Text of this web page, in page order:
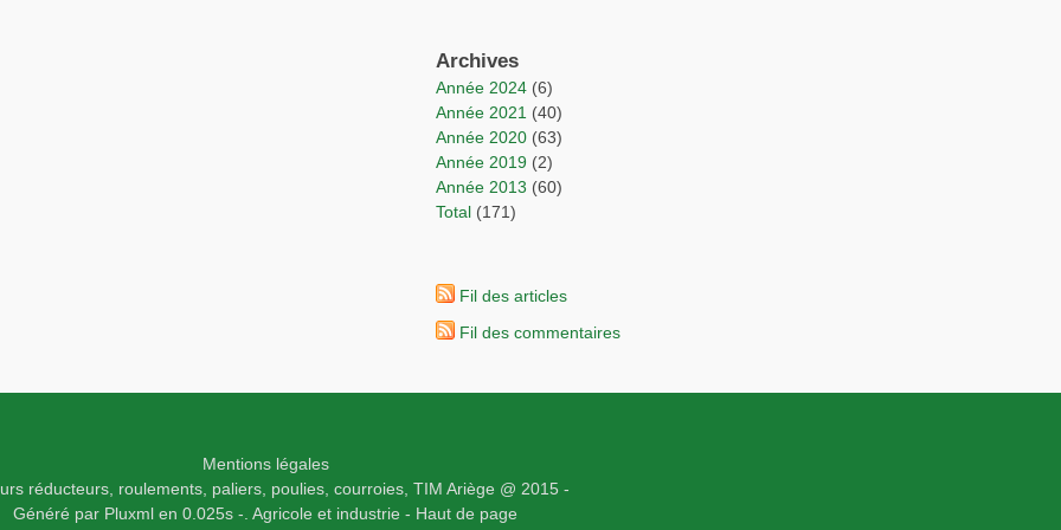
Archives
année 2024 (6)
année 2021 (40)
année 2020 (63)
année 2019 (2)
année 2013 (60)
total (171)
Fil des articles
Fil des commentaires
Mentions légales
réducteurs, roulements, paliers, poulies, courroies, TIM Ariège @ 2015 -
Généré par Pluxml en 0.025s -. Agricole et industrie - Haut de page